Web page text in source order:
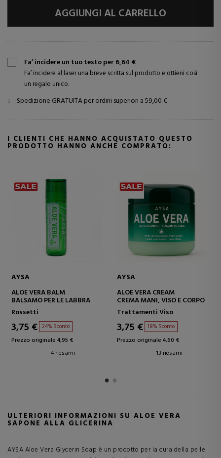
AGGIUNGI AL CARRELLO
Fa’ incidere un tuo testo per 6,64 €
Fa’ incidere al laser una breve scritta sul prodotto e ottieni così
un regalo unico.
Spedizione GRATUITA per ordini superiori a 59,00 €
I CLIENTI CHE HANNO ACQUISTATO QUESTO
PRODOTTO HANNO ANCHE COMPRATO:
CREAM
VISO E CORPO
Viso
Sconto
4,60 €
JABÓN DE GLICERINA
5,65 € 5% Sconto
Prezzo originale 5,95 €
GEL PURO
5,65 €
Prezzo
ULTERIORI INFORMAZIONI SU ALOE VERA
SAPONE ALLA GLICERINA
AYSA Aloe Vera Glycerin Soap è un prodotto per la cura della pelle